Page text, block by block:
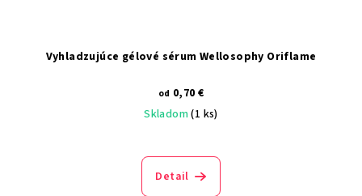
Vyhladzujúce gélové sérum Wellosophy Oriflame
od 0,70 €
Skladom(1 ks)
Detail